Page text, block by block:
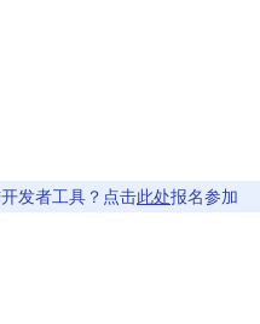
发者工具？点击此处报名参加